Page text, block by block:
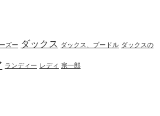
ズー ダックス ダックス、プードル ダックスの
ランディー レディ 宗一郎